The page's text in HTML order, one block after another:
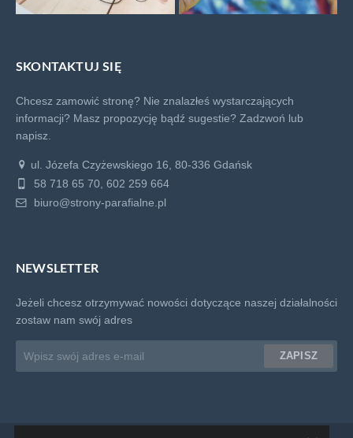
SKONTAKTUJ SIĘ
Chcesz zamowić stronę? Nie znalazłeś wystarczających
informacji? Masz propozycję bądź sugestie? Zadzwoń lub
napisz.
ul. Józefa Czyżewskiego 16, 80-336 Gdańsk
58 718 65 70, 602 259 664
biuro@strony-parafialne.pl
NEWSLETTER
Jeżeli chcesz otrzymywać nowości dotyczące naszej działalności
zostaw nam swój adres
email
ZAPISZ